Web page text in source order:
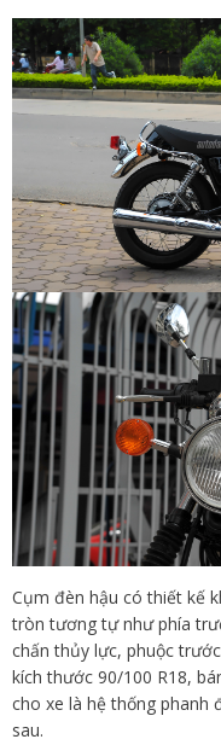
Cụm đèn hậu có thiết kế
tròn tương tự như phía
chấn thủy lực, phuộc
kích thước 90/100 R18,
cho xe là hệ thống phanh
sau.